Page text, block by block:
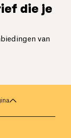
die je
van